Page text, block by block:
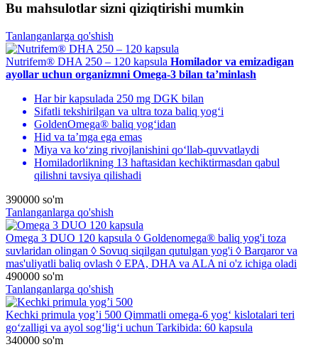
Bu mahsulotlar sizni qiziqtirishi mumkin
Tanlanganlarga qo'shish
Nutrifem® DHA 250 – 120 kapsula Homilador va emizadigan
ayollar uchun organizmni Omega-3 bilan ta’minlash
Har bir kapsulada 250 mg DGK bilan
Sifatli tekshirilgan va ultra toza baliq yog‘i
GoldenOmega® baliq yog‘idan
Hid va ta’mga ega emas
Miya va ko‘zing rivojlanishini qo‘llab-quvvatlaydi
Homiladorlikning 13 haftasidan kechiktirmasdan qabul
qilishni tavsiya qilishadi
390000 so'm
Tanlanganlarga qo'shish
Omega 3 DUO 120 kapsula ◊ Goldenomega® baliq yog'i toza
suvlaridan olingan ◊ Sovuq siqilgan qutulgan yog'i ◊ Barqaror va
mas'uliyatli baliq ovlash ◊ EPA, DHA va ALA ni o'z ichiga oladi
490000 so'm
Tanlanganlarga qo'shish
Kechki primula yog’i 500 Qimmatli omega-6 yog‘ kislotalari teri
go‘zalligi va ayol sog‘lig‘i uchun Tarkibida: 60 kapsula
340000 so'm